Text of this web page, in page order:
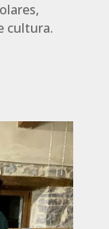
cultura.